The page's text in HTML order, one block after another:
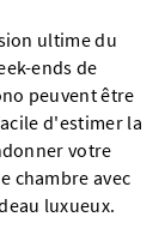
ultime du
ends de
peuvent être
d'estimer la
votre
chambre avec
luxueux.